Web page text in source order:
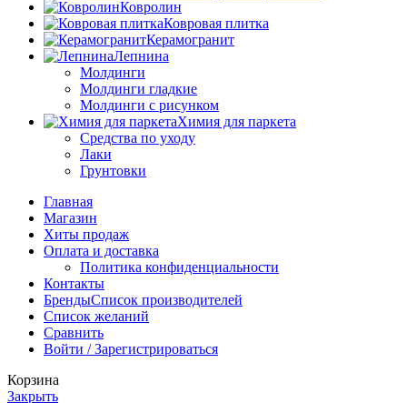
Ковролин
Ковровая плитка
Керамогранит
Лепнина
Молдинги
Молдинги гладкие
Молдинги с рисунком
Химия для паркета
Средства по уходу
Лаки
Грунтовки
Главная
Магазин
Хиты продаж
Оплата и доставка
Политика конфиденциальности
Контакты
БрендыСписок производителей
Список желаний
Сравнить
Войти / Зарегистрироваться
Корзина
Закрыть